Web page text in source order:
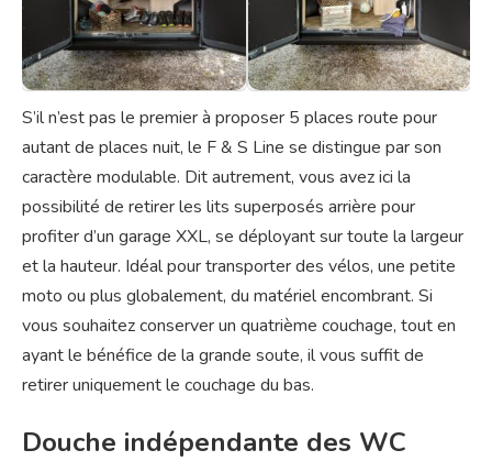
S’il n’est pas le premier à proposer 5 places route pour
autant de places nuit, le F & S Line se distingue par son
caractère modulable. Dit autrement, vous avez ici la
possibilité de retirer les lits superposés arrière pour
profiter d’un garage XXL, se déployant sur toute la largeur
et la hauteur. Idéal pour transporter des vélos, une petite
moto ou plus globalement, du matériel encombrant. Si
vous souhaitez conserver un quatrième couchage, tout en
ayant le bénéfice de la grande soute, il vous suffit de
retirer uniquement le couchage du bas.
Douche indépendante des WC